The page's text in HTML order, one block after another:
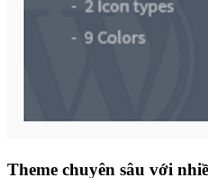
Theme chuyên sâu với